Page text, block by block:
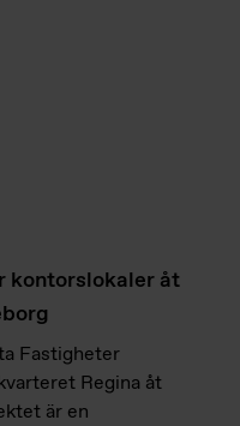
kontorslokaler åt
Fastigheter
Regina åt
är en